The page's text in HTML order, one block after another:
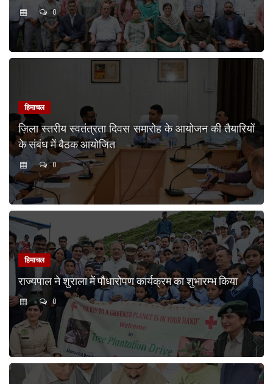
0
हिमाचल
ज़िला स्तरीय स्वतंत्रता दिवस समारोह के आयोजन की तैयारियों
के संबंध में बैठक आयोजित
0
हिमाचल
राज्यपाल ने शुराला में पौधारोपण कार्यक्रम का शुभारम्भ किया
0